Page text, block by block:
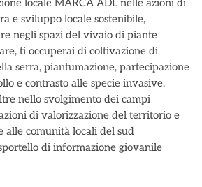
locale MARCA ADL nelle azioni di
e sviluppo locale sostenibile,
negli spazi del vivaio di piante
ti occuperai di coltivazione di
serra, piantumazione, partecipazione
e contrasto alle specie invasive.
nello svolgimento dei campi
di valorizzazione del territorio e
comunità locali del sud
di informazione giovanile